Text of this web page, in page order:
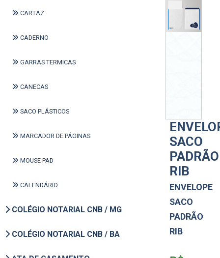
CARTAZ
CADERNO
GARRAS TERMICAS
CANECAS
SACO PLÁSTICOS
MARCADOR DE PÁGINAS
MOUSE PAD
CALENDÁRIO
COLÉGIO NOTARIAL CNB / MG
COLÉGIO NOTARIAL CNB / BA
SACO
PADRÃO
RIB
ENVELOPE
SACO
PADRÃO
RIB